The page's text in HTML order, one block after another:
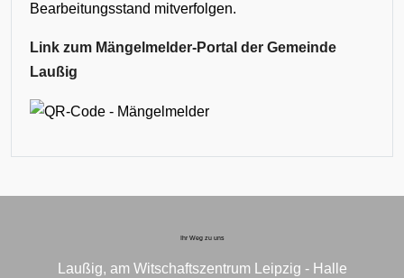
Bearbeitungsstand mitverfolgen.
Link zum Mängelmelder-Portal der Gemeinde
Laußig
Ihr Weg zu uns
Laußig, am Witschaftszentrum Leipzig - Halle